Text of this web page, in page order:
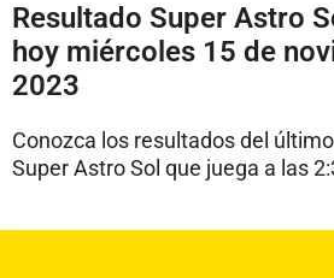
Resultado Super Astro
hoy miércoles 15 de
2023
Conozca los resultados del
Super Astro Sol que juega a las